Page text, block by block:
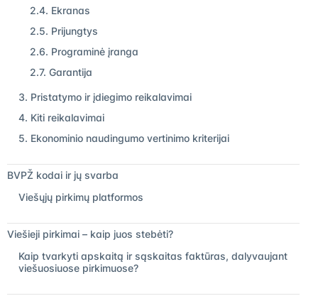
2.4. Ekranas
2.5. Prijungtys
2.6. Programinė įranga
2.7. Garantija
3. Pristatymo ir įdiegimo reikalavimai
4. Kiti reikalavimai
5. Ekonominio naudingumo vertinimo kriterijai
BVPŽ kodai ir jų svarba
Viešųjų pirkimų platformos
Viešieji pirkimai – kaip juos stebėti?
Kaip tvarkyti apskaitą ir sąskaitas faktūras, dalyvaujant
viešuosiuose pirkimuose?